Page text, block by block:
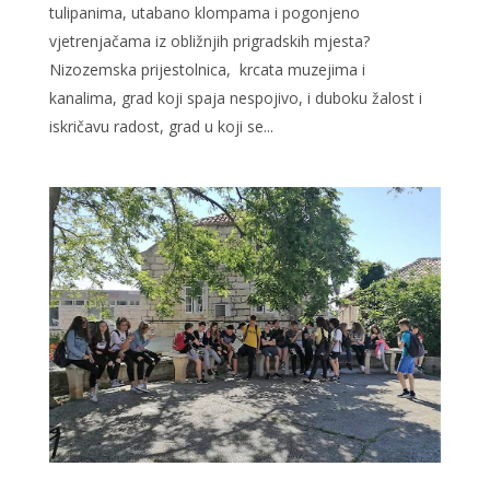
tulipanima, utabano klompama i pogonjeno
vjetrenjačama iz obližnjih prigradskih mjesta?
Nizozemska prijestolnica, krcata muzejima i
kanalima, grad koji spaja nespojivo, i duboku žalost i
iskričavu radost, grad u koji se...